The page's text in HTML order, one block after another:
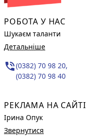
РОБОТА У НАС
Шукаєм таланти
Детальніше
phone_in_talk(0382) 70 98 20,
(0382) 70 98 40
РЕКЛАМА НА САЙТІ
Ірина Опук
Звернутися